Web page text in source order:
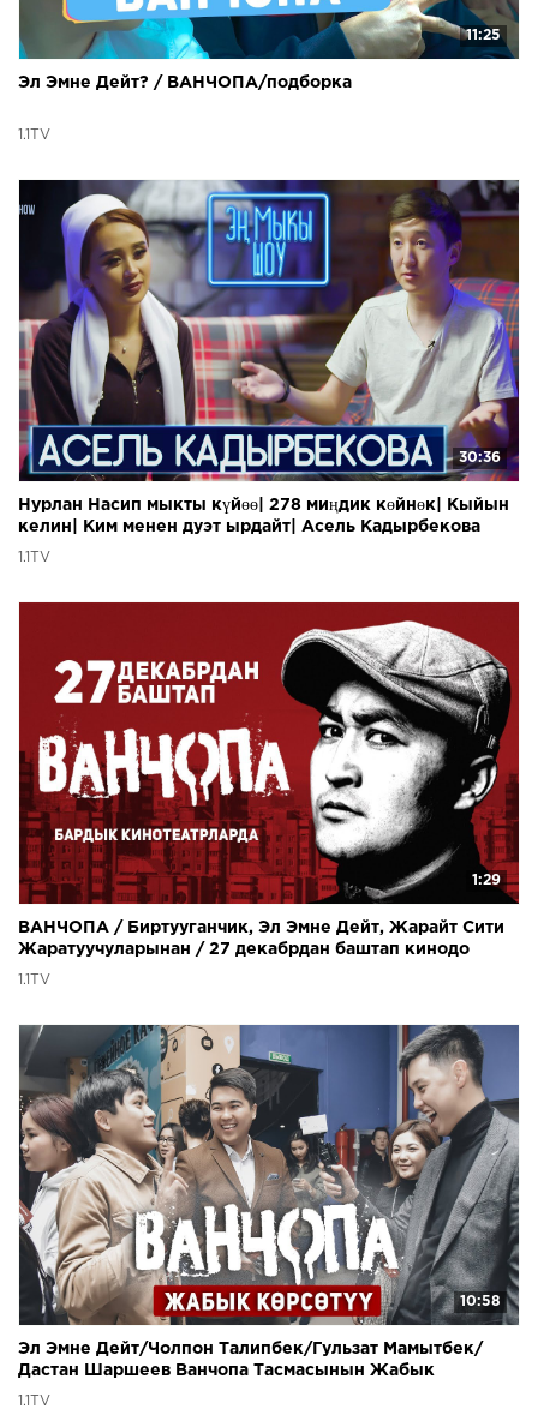
11:25
Эл Эмне Дейт? / ВАНЧОПА/подборка
1.1TV
30:36
Нурлан Насип мыкты күйөө| 278 миңдик көйнөк| Кыйын
келин| Ким менен дуэт ырдайт| Асель Кадырбекова
1.1TV
1:29
ВАНЧОПА / Биртууганчик, Эл Эмне Дейт, Жарайт Сити
Жаратуучуларынан / 27 декабрдан баштап кинодо
1.1TV
10:58
Эл Эмне Дейт/Чолпон Талипбек/Гульзат Мамытбек/
Дастан Шаршеев Ванчопа Тасмасынын Жабык
Көрсөтүүсүндө
1.1TV